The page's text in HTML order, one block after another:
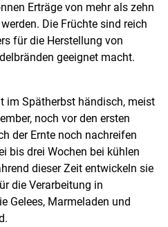
Erträge von mehr als zehn
Die Früchte sind reich
für die Herstellung von
geeignet macht.
im Spätherbst händisch, meist
noch vor den ersten
der Ernte noch nachreifen
bis drei Wochen bei kühlen
dieser Zeit entwickeln sie
die Verarbeitung in
Gelees, Marmeladen und